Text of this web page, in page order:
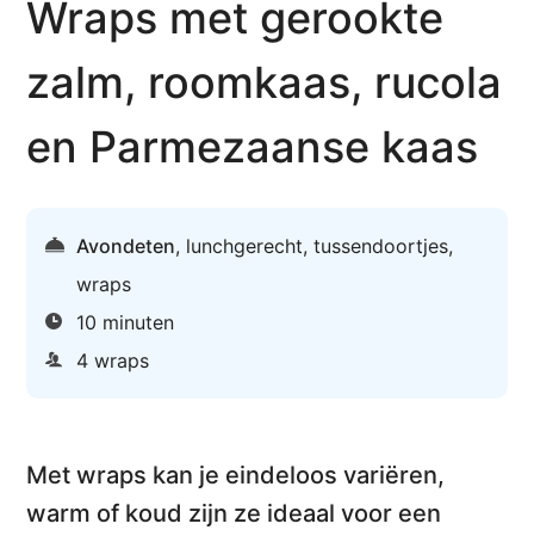
Wraps met gerookte
zalm, roomkaas, rucola
en Parmezaanse kaas
Avondeten, lunchgerecht, tussendoortjes,
wraps
10 minuten
4 wraps
Met wraps kan je eindeloos variëren,
warm of koud zijn ze ideaal voor een